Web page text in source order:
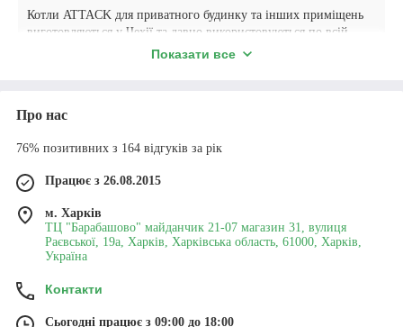
Котли ATTACK для приватного будинку та інших приміщень
виготовляються у Чехії та давно використовуються по всій
Європі. Вони не мають зайвої електроніки, зате є все необхідне
виходить нижчою, а температура в будинку тримається
Система захисту працює надійно. За відсутності тяги, падіння
тиску або погаслого полум'я котел просто відключиться. Це
позбавляє зайвих переживань і робить експлуатацію
максимально безпечною.
Для забезпечення приміщення гарячою водою можна
використовувати водонагрівачі непрямого нагріву Drazice .
ATTACK
Виробник використовує надійні матеріали та фурнітуру, тому
Показати все
Про нас
76% позитивних з 164 відгуків за рік
Працює з 26.08.2015
м. Харків
ТЦ "Барабашово" майданчик 21-07 магазин 31, вулиця
Раєвської, 19а, Харків, Харківська область, 61000, Харків,
Україна
Контакти
Сьогодні працює з 09:00 до 18:00